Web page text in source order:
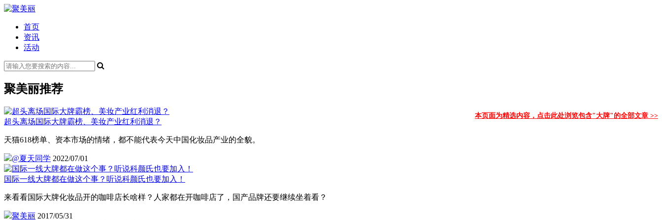
首页
资讯
活动
聚美丽推荐
本页面为精选内容，点击此处浏览包含"大牌"的全部文章 >>
超头离场国际大牌霸榜、美妆产业红利消退？
天猫618榜单、资本市场的情绪，都不能代表今天中国化妆品产业的全貌。
@夏天同学 2022/07/01
国际一线大牌都在做这个事？听说科颜氏也要加入！
来看看国际大牌化妆品开的咖啡店长啥样？人家都在开咖啡店了，国产品牌还要继续坐着看？
聚美丽 2017/05/31